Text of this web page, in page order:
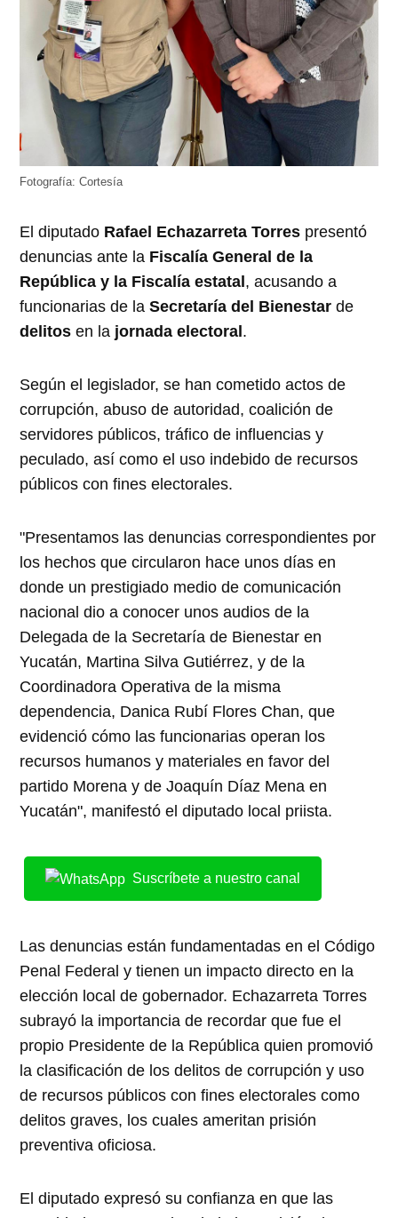
Fotografía: Cortesía
El diputado Rafael Echazarreta Torres presentó
denuncias ante la Fiscalía General de la
República y la Fiscalía estatal, acusando a
funcionarias de laSecretaría del Bienestar de
delitosen la jornada electoral.
Según el legislador, se han cometido actos de
corrupción, abuso de autoridad, coalición de
servidores públicos, tráfico de influencias y
peculado, así como el uso indebido de recursos
públicos con fines electorales.
"Presentamos las denuncias correspondientes por
los hechos que circularon hace unos días en
donde un prestigiado medio de comunicación
nacional dio a conocer unos audios de la
Delegada de la Secretaría de Bienestar en
Yucatán, Martina Silva Gutiérrez, y de la
Coordinadora Operativa de la misma
dependencia, Danica Rubí Flores Chan, que
evidenció cómo las funcionarias operan los
recursos humanos y materiales en favor del
partido Morena y de Joaquín Díaz Mena en
Yucatán", manifestó el diputado local priista.
Suscríbete a nuestro canal
Las denuncias están fundamentadas en el Código
Penal Federal y tienen un impacto directo en la
elección local de gobernador. Echazarreta Torres
subrayó la importancia de recordar que fue el
propio Presidente de la República quien promovió
la clasificación de los delitos de corrupción y uso
de recursos públicos con fines electorales como
delitos graves, los cuales ameritan prisión
preventiva oficiosa.
El diputado expresó su confianza en que las